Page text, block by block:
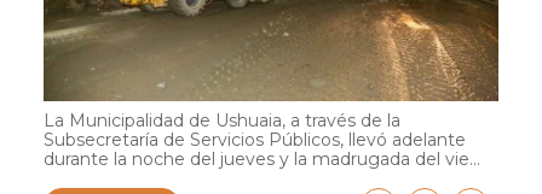
La Municipalidad de Ushuaia, a través de la
Subsecretaría de Servicios Públicos, llevó adelante
durante la noche del jueves y la madrugada del vie...